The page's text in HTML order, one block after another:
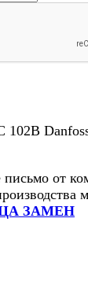
102B
от
ЗАМЕН